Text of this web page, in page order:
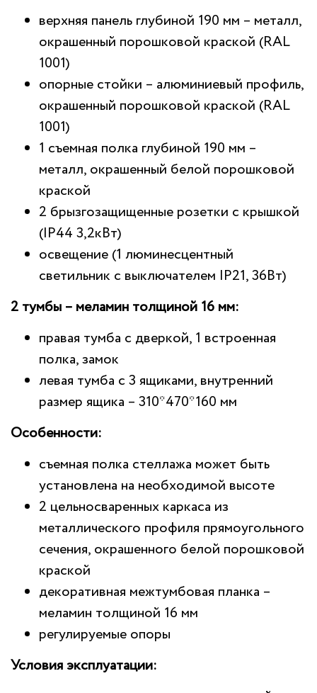
верхняя панель глубиной 190 мм – металл,
окрашенный порошковой краской (RAL
1001)
опорные стойки – алюминиевый профиль,
окрашенный порошковой краской (RAL
1001)
1 съемная полка глубиной 190 мм –
металл, окрашенный белой порошковой
краской
2 брызгозащищенные розетки с крышкой
(IP44 3,2кВт)
освещение (1 люминесцентный
светильник с выключателем IP21, 36Вт)
2 тумбы – меламин толщиной 16 мм:
правая тумба с дверкой, 1 встроенная
полка, замок
левая тумба с 3 ящиками, внутренний
размер ящика – 310*470*160 мм
Особенности:
съемная полка стеллажа может быть
установлена на необходимой высоте
2 цельносваренных каркаса из
металлического профиля прямоугольного
сечения, окрашенного белой порошковой
краской
декоративная межтумбовая планка –
меламин толщиной 16 мм
регулируемые опоры
Условия эксплуатации: